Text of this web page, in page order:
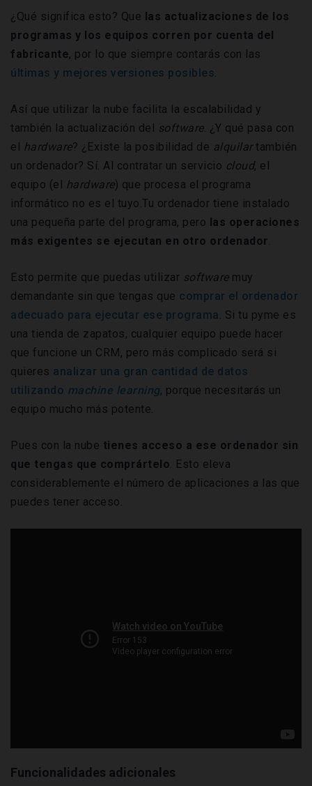
¿Qué significa esto? Que las actualizaciones de los
programas y los equipos corren por cuenta del
fabricante, por lo que siempre contarás con las
últimas y mejores versiones posibles.
Así que utilizar la nube facilita la escalabilidad y
también la actualización del software. ¿Y qué pasa con
el hardware? ¿Existe la posibilidad de alquilartambién
un ordenador? Sí. Al contratar un servicio cloud, el
equipo (el hardware) que procesa el programa
informático no es el tuyo.Tu ordenador tiene instalado
una pequeña parte del programa, pero las operaciones
más exigentes se ejecutan en otro ordenador.
Esto permite que puedas utilizar softwaremuy
demandante sin que tengas que comprar el ordenador
adecuado para ejecutar ese programa. Si tu pyme es
una tienda de zapatos, cualquier equipo puede hacer
que funcione un CRM, pero más complicado será si
quieres analizar una gran cantidad de datos
utilizando machine learning, porque necesitarás un
equipo mucho más potente.
Pues con la nube tienes acceso a ese ordenador sin
que tengas que comprártelo. Esto eleva
considerablemente el número de aplicaciones a las que
puedes tener acceso.
Funcionalidades adicionales